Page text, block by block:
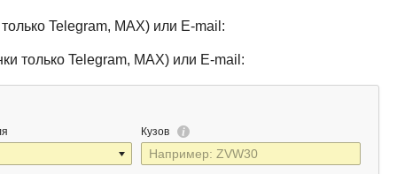
Telegram, MAX) или E-mail:
только Telegram, MAX) или E-mail:
Кузов